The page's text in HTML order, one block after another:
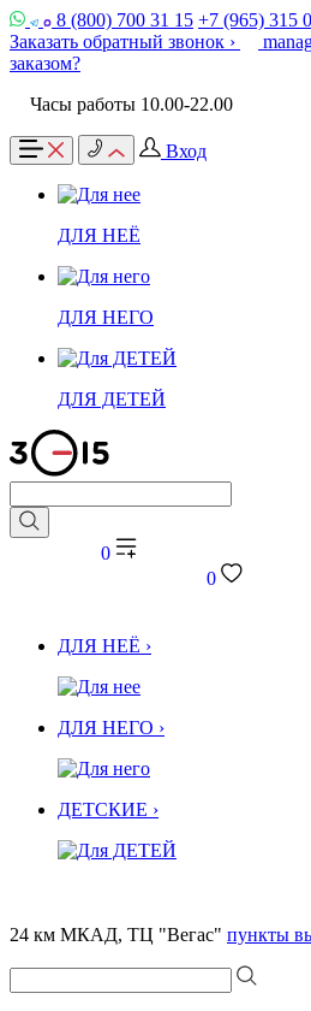
8 (800) 700 31 15 +7 (965) 315
Заказать обратный звонок ›
заказом?
Часы работы 10.00-22.00
Вход
ДЛЯ НЕЁ
ДЛЯ НЕГО
ДЛЯ ДЕТЕЙ
0
0
ДЛЯ НЕЁ ›
ДЛЯ НЕГО ›
ДЕТСКИЕ ›
24 км МКАД, ТЦ "Вегас" пункты